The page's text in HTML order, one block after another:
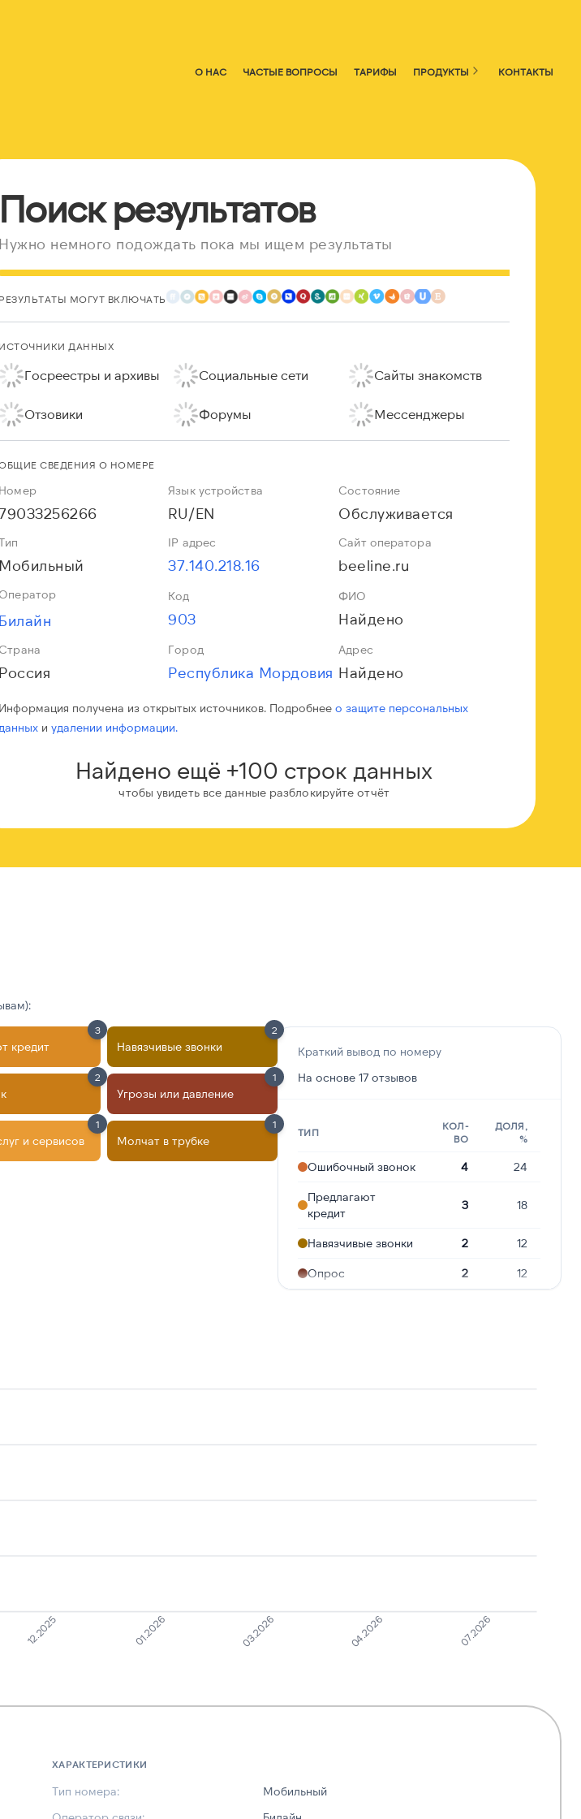
О НАС ЧАСТЫЕ ВОПРОСЫ ТАРИФЫ ПРОДУКТЫ КОНТАКТЫ
Поиск результатов
Нужно немного подождать пока мы ищем результаты
РЕЗУЛЬТАТЫ МОГУТ ВКЛЮЧАТЬ
ИСТОЧНИКИ ДАННЫХ
Госреестры и архивы Социальные сети Сайты знакомств
Отзовики Форумы Мессенджеры
СВЕДЕНИЯ О НОМЕРЕ
Номер Язык устройства
RU/EN
Состояние
Обслуживается
Мобильный
IP адрес
37.140.218.16
Сайт оператора
beeline.ru
Оператор
Билайн
Код
903
ФИО
Найдено
Страна
Россия
Город
Республика Мордовия
Адрес
Найдено
Информация получена из открытых источников. Подробнеео защите персональных
данных иудалении информации.
Найдено ещё +100 строк данных
чтобы увидеть все данные разблокируйте отчёт
кредит
3
Навязчивые звонки
2
2
Угрозы или давление
1
и сервисов
1
Молчат в трубке
1
Краткий вывод по номеру
На основе 17 отзывов
ТИП
КОЛ-
ВО
ДОЛЯ,
%
Ошибочный звонок 4 24
Предлагают
кредит
3 18
Навязчивые звонки 2 12
Опрос 2 12
1 6
12.2025 01.2026 03.2026 04.2026 07.2026
ХАРАКТЕРИСТИКИ
Тип номера:
Мобильный